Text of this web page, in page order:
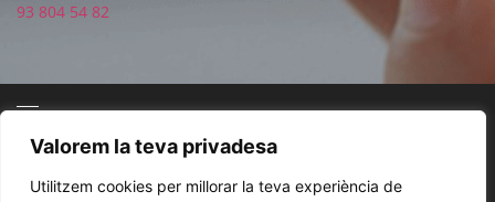
Valorem la teva privadesa
Utilitzem cookies per millorar la teva experiència de
93 804 54 82